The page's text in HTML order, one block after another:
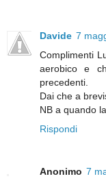
Davide 7
Complimenti
aerobico e
precedenti.
Dai che a
NB a quando
Rispondi
Anonimo 7